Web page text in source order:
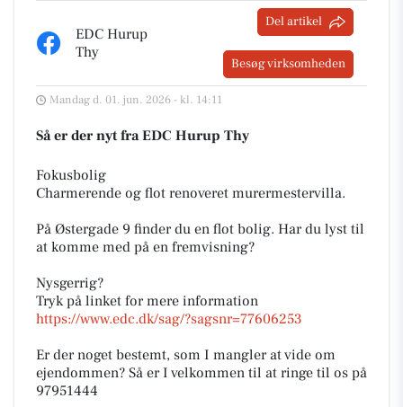
EDC Hurup
Thy
Del artikel
Besøg virksomheden
Mandag d. 01. jun. 2026 - kl. 14:11
Så er der nyt fra EDC Hurup Thy
Fokusbolig
Charmerende og flot renoveret murermestervilla.
På Østergade 9 finder du en flot bolig. Har du lyst til
at komme med på en fremvisning?
Nysgerrig?
Tryk på linket for mere information
https://www.edc.dk/sag/?sagsnr=77606253
Er der noget bestemt, som I mangler at vide om
ejendommen? Så er I velkommen til at ringe til os på
97951444